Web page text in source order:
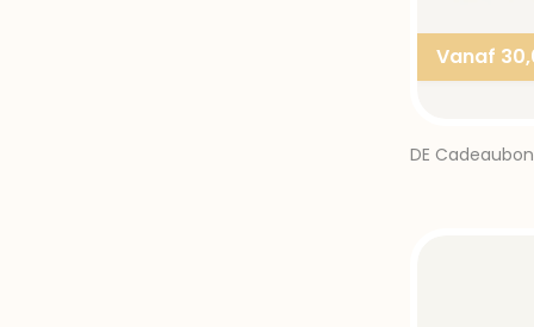
Vanaf
DE Cadeaubon